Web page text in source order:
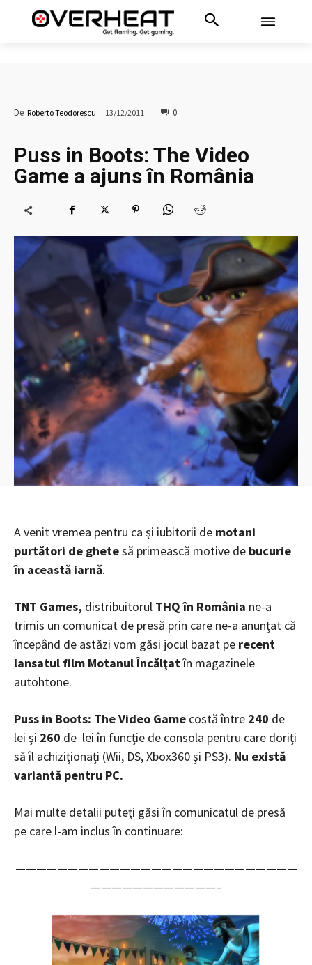
De Roberto Teodorescu 13/12/2011 0
Puss in Boots: The Video
Game a ajuns în România
A venit vremea pentru ca şi iubitorii de motani
purtători de ghetesă primească motive de bucurie
în această iarnă.
TNT Games, distribuitorul THQ în România ne-a
trimis un comunicat de presă prin care ne-a anunţat că
începând de astăzi vom găsi jocul bazat pe recent
lansatul film Motanul Încălţatîn magazinele
autohtone.
Puss in Boots: The Video Game costă între 240 de
lei şi 260 de lei în funcţie de consola pentru care doriţi
să îl achiziţionaţi (Wii, DS, Xbox360 şi PS3). Nu există
variantă pentru PC.
Mai multe detalii puteţi găsi în comunicatul de presă
pe care l-am inclus în continuare:
———————————————————————————
————————————–